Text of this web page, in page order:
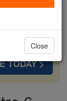
Stand
TODAY >
Close